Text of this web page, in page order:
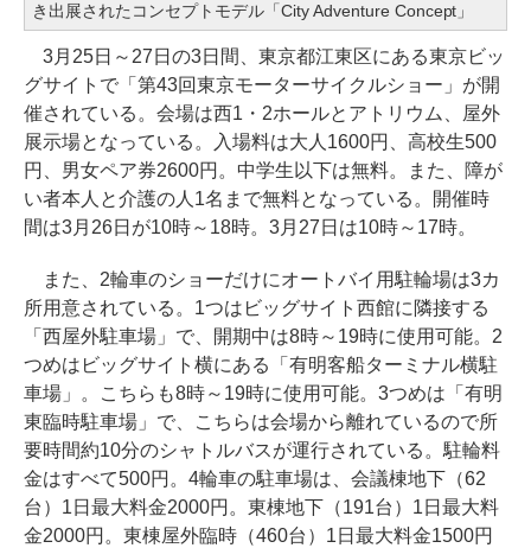
き出展されたコンセプトモデル「City Adventure Concept」
3月25日～27日の3日間、東京都江東区にある東京ビッ
グサイトで「第43回東京モーターサイクルショー」が開
催されている。会場は西1・2ホールとアトリウム、屋外
展示場となっている。入場料は大人1600円、高校生500
円、男女ペア券2600円。中学生以下は無料。また、障が
い者本人と介護の人1名まで無料となっている。開催時
間は3月26日が10時～18時。3月27日は10時～17時。
また、2輪車のショーだけにオートバイ用駐輪場は3カ
所用意されている。1つはビッグサイト西館に隣接する
「西屋外駐車場」で、開期中は8時～19時に使用可能。2
つめはビッグサイト横にある「有明客船ターミナル横駐
車場」。こちらも8時～19時に使用可能。3つめは「有明
東臨時駐車場」で、こちらは会場から離れているので所
要時間約10分のシャトルバスが運行されている。駐輪料
金はすべて500円。4輪車の駐車場は、会議棟地下（62
台）1日最大料金2000円。東棟地下（191台）1日最大料
金2000円。東棟屋外臨時（460台）1日最大料金1500円